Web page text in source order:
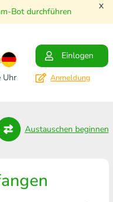
Bot durchführen x
Einlogen
Uhr
Anmeldung
Austauschen beginnen